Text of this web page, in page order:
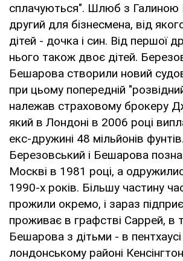
сплачуються". Шлюб з
другий для бізнесмена, від
дітей - дочка і син. Від першої
нього також двоє дітей.
Бешарова створили новий
при цьому попередній
належав страховому брокеру
який в Лондоні в 2006 році
екс-дружині 48 мільйонів фунтів.
Березовський і Бешарова
Москві в 1981 році, а
1990-х років. Більшу частину
прожили окремо, і зараз
проживає в графстві Саррей, в
Бешарова з дітьми - в
лондонському районі